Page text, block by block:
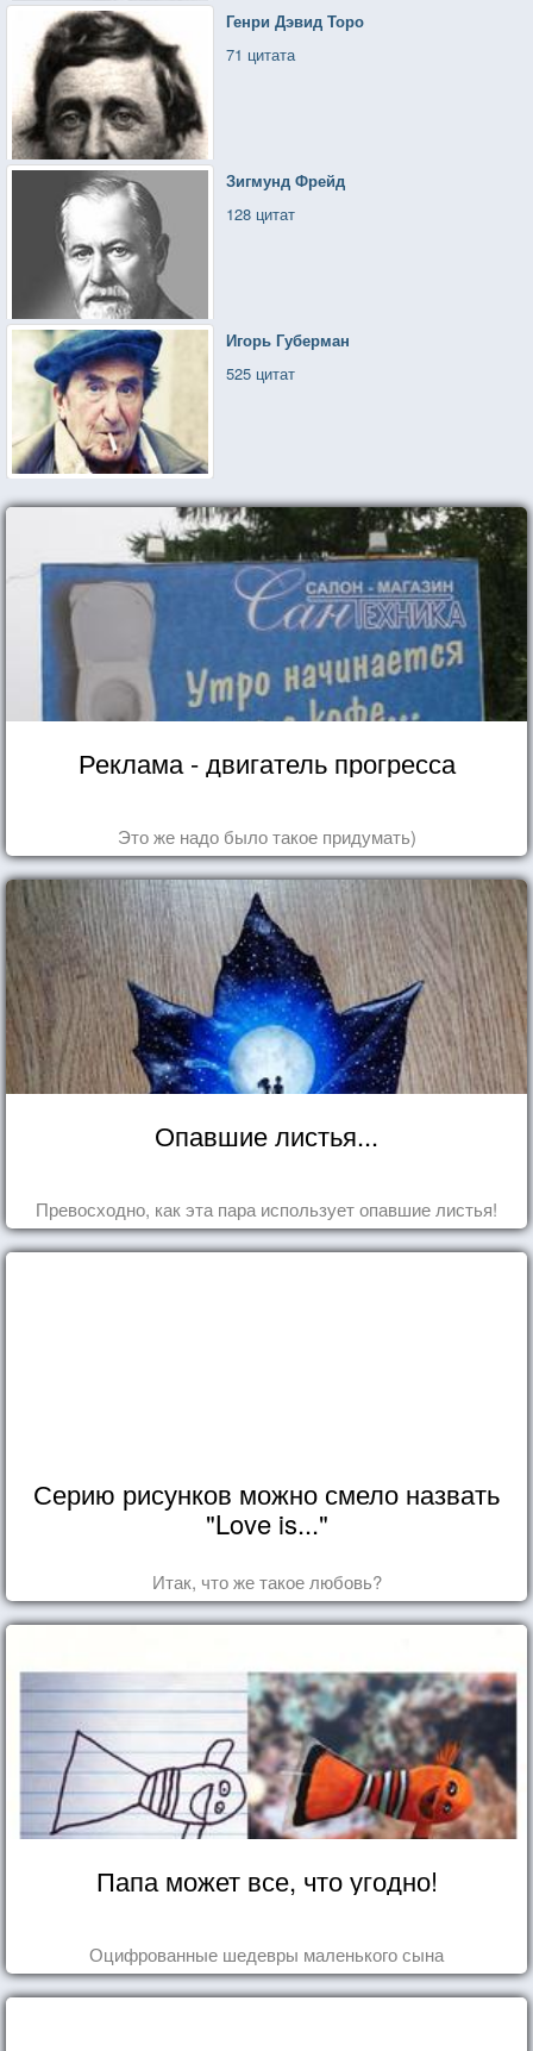
Генри Дэвид Торо
71 цитата
Зигмунд Фрейд
128 цитат
Игорь Губерман
525 цитат
Реклама - двигатель прогресса
Это же надо было такое придумать)
Опавшие листья...
Превосходно, как эта пара использует опавшие листья!
Серию рисунков можно смело назвать
"Love is..."
Итак, что же такое любовь?
Папа может все, что угодно!
Оцифрованные шедевры маленького сына